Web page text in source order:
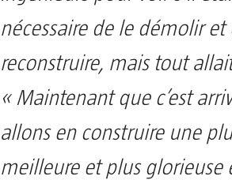
nécessaire de le démolir et
reconstruire, mais tout
« Maintenant que c’est
allons en construire une
meilleure et plus glorieuse